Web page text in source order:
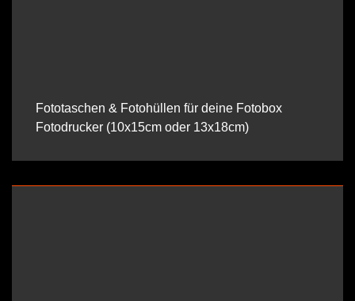
Fototaschen & Fotohüllen für deine Fotobox
Fotodrucker (10x15cm oder 13x18cm)